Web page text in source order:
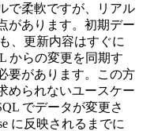
で柔軟ですが、リアル
があります。初期デー
、更新内容はすぐに
からの変更を同期す
要があります。この方
められないユースケー
でデータが変更さ
に反映されるまでに